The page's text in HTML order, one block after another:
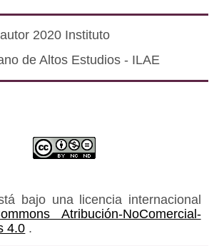
2020 Instituto
de Altos Estudios - ILAE
bajo una licencia internacional
Atribución-NoComercial-
4.0 .